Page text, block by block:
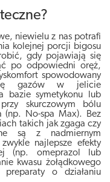
niewielu z nas potrafi
kolejnej porcji bigosu
gdy pojawiają się
po odpowiedni oręż,
spowodowany
się gazów w jelicie
bazie symetykonu lub
skurczowym bólu
(np. No-spa Max). Bez
takich jak zgaga czy
są z nadmiernym
najlepsze efekty
(np. omeprazol lub
kwasu żołądkowego
o działaniu